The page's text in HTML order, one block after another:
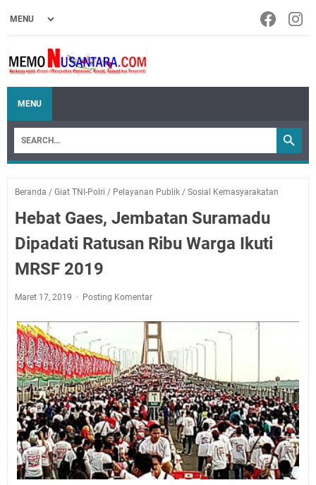
MENU
Beranda / Giat TNI-Polri / Pelayanan Publik / Sosial Kemasyarakatan
Hebat Gaes, Jembatan Suramadu
Dipadati Ratusan Ribu Warga Ikuti
MRSF 2019
Maret 17, 2019 Posting Komentar